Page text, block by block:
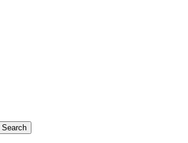
Search